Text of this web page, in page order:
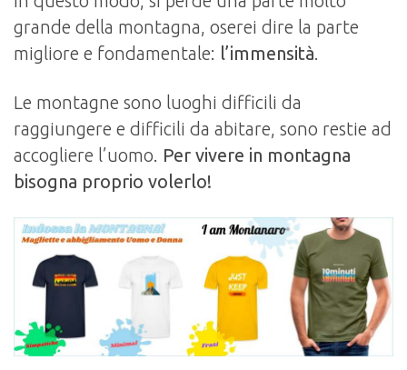
grande della montagna, oserei dire la parte
migliore e fondamentale: l’immensità.
Le montagne sono luoghi difficili da
raggiungere e difficili da abitare, sono restie ad
accogliere l’uomo. Per vivere in montagna
bisogna proprio volerlo!